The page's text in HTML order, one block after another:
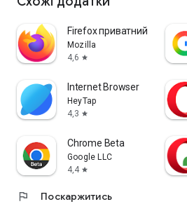
Firefox приватний браузер
Mozilla
4,6 star
Internet Browser
HeyTap
4,3 star
Chrome Beta
Google LLC
4,4 star
flag Поскаржитись